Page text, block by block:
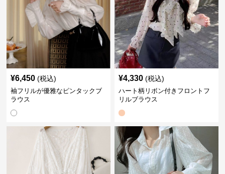
¥6,450 (税込)
袖フリルが優雅なピンタックブ
ラウス
¥4,330 (税込)
ハート柄リボン付きフロントフ
リルブラウス